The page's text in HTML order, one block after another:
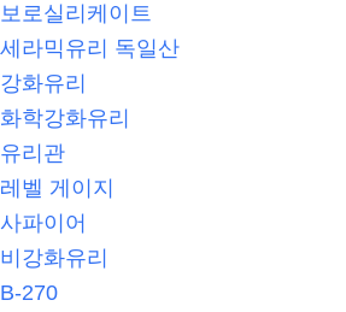
보로실리케이트
세라믹유리 독일산
강화유리
화학강화유리
유리관
레벨 게이지
사파이어
비강화유리
B-270